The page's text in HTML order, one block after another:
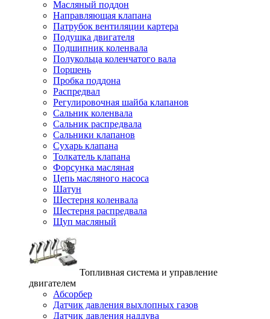
Масляный поддон
Направляющая клапана
Патрубок вентиляции картера
Подушка двигателя
Подшипник коленвала
Полукольца коленчатого вала
Поршень
Пробка поддона
Распредвал
Регулировочная шайба клапанов
Сальник коленвала
Сальник распредвала
Сальники клапанов
Сухарь клапана
Толкатель клапана
Форсунка масляная
Цепь масляного насоса
Шатун
Шестерня коленвала
Шестерня распредвала
Щуп масляный
Топливная система и управление
двигателем
Абсорбер
Датчик давления выхлопных газов
Датчик давления наддува